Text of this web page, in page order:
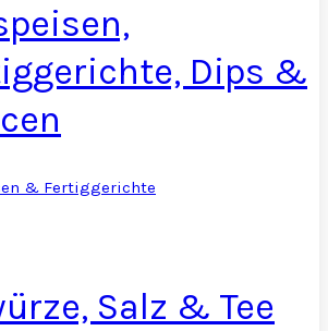
Dips &
& Fertiggerichte
Salz & Tee